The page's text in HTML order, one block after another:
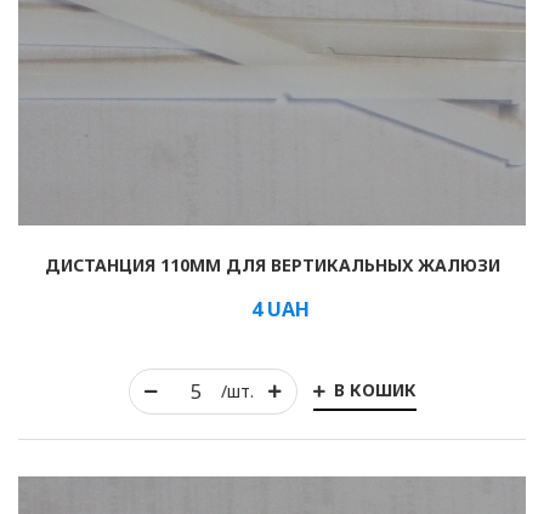
/шт. В КОШИК
ДИСТАНЦИЯ 110ММ ДЛЯ ВЕРТИКАЛЬНЫХ ЖАЛЮЗИ
4UAH